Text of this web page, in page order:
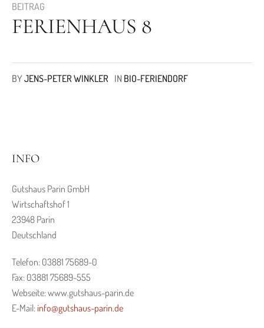
BEITRAG
FERIENHAUS 8
BYJENS-PETER WINKLER IN BIO-FERIENDORF
INFO
Gutshaus Parin GmbH
Wirtschaftshof 1
23948 Parin
Deutschland
Telefon: 03881 75689-0
Fax: 03881 75689-555
Webseite: www.gutshaus-parin.de
E-Mail: info@gutshaus-parin.de